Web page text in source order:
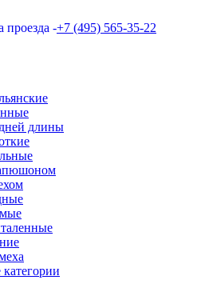
проезда -+7 (495) 565-35-22
длины